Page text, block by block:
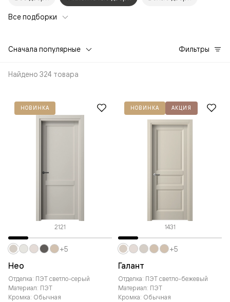
Все подборки
Сначала популярные Фильтры
Найдено 324 товара
НОВИНКА
2121
Нео
Отделка: ПЭТ светло-серый
Материал: ПЭТ
Кромка: Обычная
+5
НОВИНКА АКЦИЯ
1431
Галант
Отделка: ПЭТ светло-бежевый
Материал: ПЭТ
Кромка: Обычная
+5